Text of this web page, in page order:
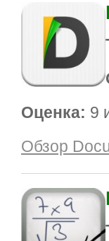
Оценка: 9
Обзор